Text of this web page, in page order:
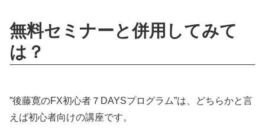
無料セミナーと併用してみて
は？
”後藤寛のFX初心者７DAYSプログラム”は、どちらかと言
えば初心者向けの講座です。